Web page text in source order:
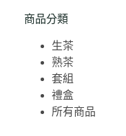
商品分類
生茶
熟茶
套組
禮盒
所有商品